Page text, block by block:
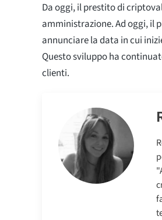
Da oggi, il prestito di
amministrazione. Ad oggi, il
annunciare la data in cui
Questo sviluppo ha
clienti.